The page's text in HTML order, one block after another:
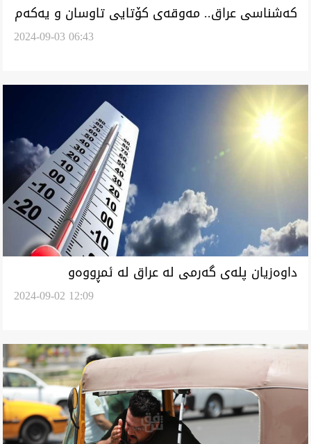
کەشناسی عراق.. مەوقەی کۆتایی تاوسان و یەکەم
2024-09-03 06:43
داوەزیان پلەی گەرمی لە عراق لە ئمڕووەو
2024-09-02 12:09